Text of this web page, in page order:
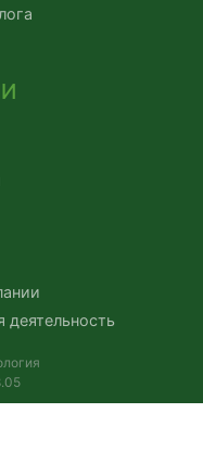
деятельность